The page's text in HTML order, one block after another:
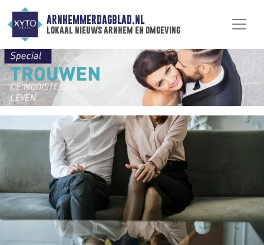
ARNHEMMERDAGBLAD.NL
lokaal nieuws arnhem en omgeving